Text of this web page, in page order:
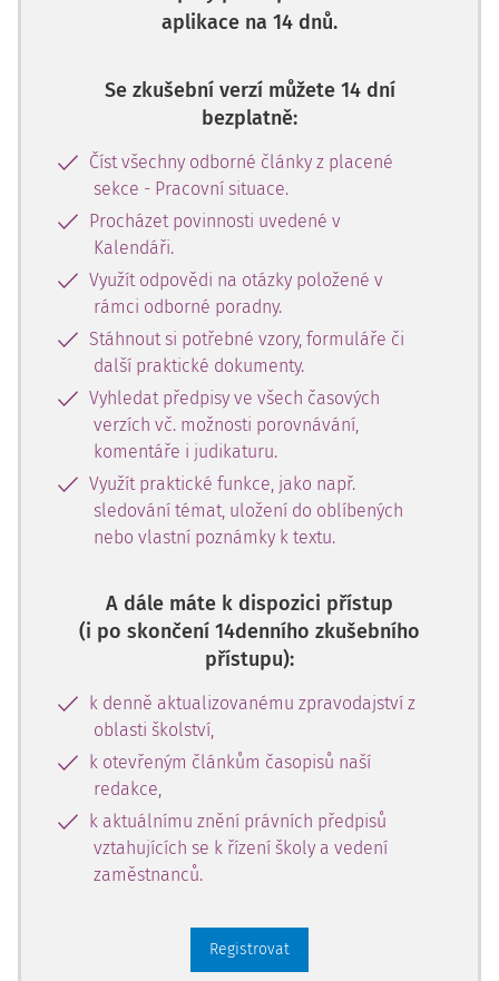
Důležité je sjednocení pohledu a přístupu, aby použití
tedy kurzem měli projít oba –
aplikace na 14 dnů.
Se zkušební verzí můžete 14 dní
bezplatně:
Číst všechny odborné články z placené
sekce - Pracovní situace.
Procházet povinnosti uvedené v
Kalendáři.
Využít odpovědi na otázky položené v
rámci odborné poradny.
Stáhnout si potřebné vzory, formuláře či
další praktické dokumenty.
Vyhledat předpisy ve všech časových
verzích vč. možnosti porovnávání,
komentáře i judikaturu.
Využít praktické funkce, jako např.
sledování témat, uložení do oblíbených
nebo vlastní poznámky k textu.
A dále máte k dispozici přístup
(i po skončení 14denního zkušebního
přístupu):
k denně aktualizovanému zpravodajství z
oblasti školství,
k otevřeným článkům časopisů naší
redakce,
k aktuálnímu znění právních předpisů
vztahujících se k řízení školy a vedení
zaměstnanců.
Registrovat